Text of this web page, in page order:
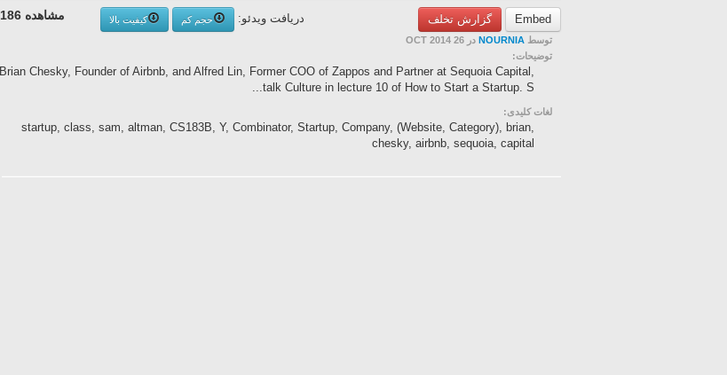
Embed گزارش تخلف مشاهده 1186 دریافت ویدئو: حجم کم
کیفیت بالا
توسط NOURNIA در 26 OCT 2014
توضیحات:
Brian Chesky, Founder of Airbnb, and Alfred Lin, Former COO of Zappos and Partner at Sequoia Capital,
talk Culture in lecture 10 of How to Start a Startup. S...
لغات کلیدی:
startup, class, sam, altman, CS183B, Y, Combinator, Startup, Company, (Website, Category), brian,
chesky, airbnb, sequoia, capital